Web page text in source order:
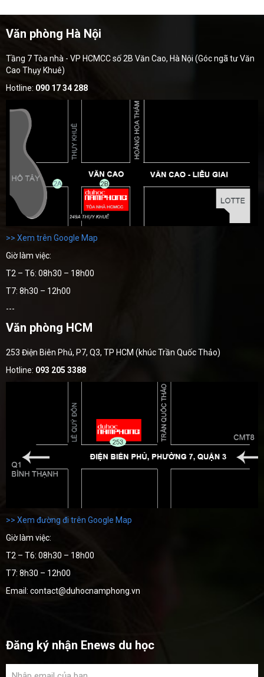
Văn phòng Hà Nội
Tầng 7 Tòa nhà - VP HCMCC số 2B Văn Cao, Hà Nội (Góc ngã tư Văn
Cao Thụy Khuê)
Hotline: 090 17 34 288
>> Xem trên Google Map
Giờ làm việc:
T2 – T6: 08h30 – 18h00
T7: 8h30 – 12h00
---
Văn phòng HCM
253 Điện Biên Phủ, P7, Q3, TP HCM (khúc Trần Quốc Thảo)
Hotline: 093 205 3388
>> Xem đường đi trên Google Map
Giờ làm việc:
T2 – T6: 08h30 – 18h00
T7: 8h30 – 12h00
Email: contact@duhocnamphong.vn
Đăng ký nhận Enews du học